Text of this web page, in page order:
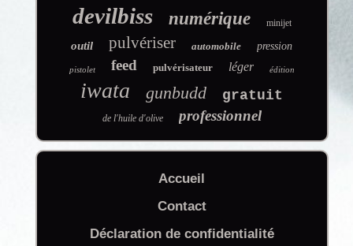
devilbiss numérique minijet
outil pulvériser automobile pression
pistolet feed pulvérisateur léger édition
iwata gunbudd gratuit
de l'huile d'olive professionnel
Accueil
Contact
Déclaration de confidentialité